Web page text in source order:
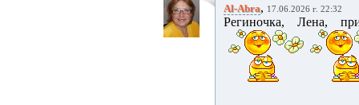
Al-Abra, 17.06.2026 г. 22:32
Региночка, Лена,